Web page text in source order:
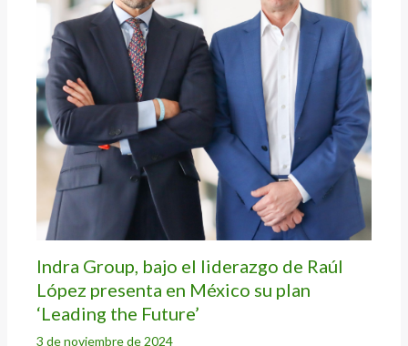
Indra Group, bajo el liderazgo de Raúl
López presenta en México su plan
‘Leading the Future’
3 de noviembre de 2024